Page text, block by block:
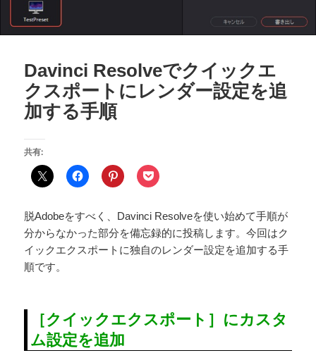
Davinci Resolveでクイックエ
クスポートにレンダー設定を追
加する手順
共有:
脱Adobeをすべく、Davinci Resolveを使い始めて手順が
分からなかった部分を備忘録的に投稿します。今回はク
イックエクスポートに独自のレンダー設定を追加する手
順です。
［クイックエクスポート］にカスタ
ム設定を追加